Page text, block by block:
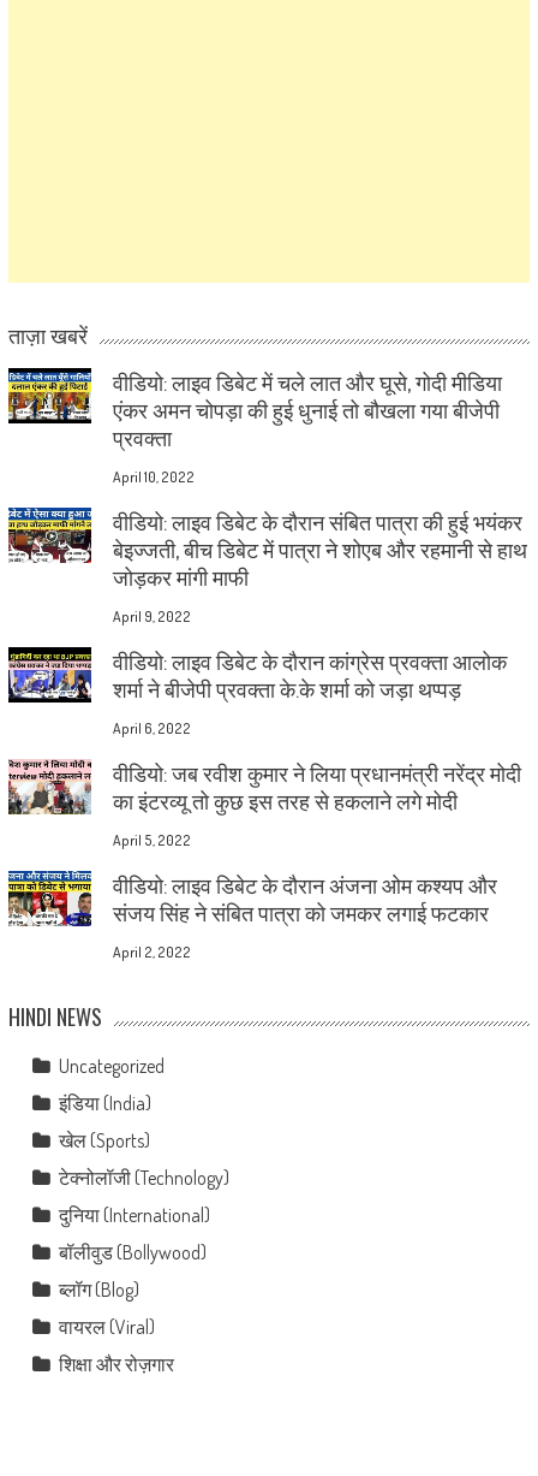
ताज़ा खबरें
वीडियो: लाइव डिबेट में चले लात और घूसे, गोदी मीडिया
एंकर अमन चोपड़ा की हुई धुनाई तो बौखला गया बीजेपी
प्रवक्ता
April 10, 2022
वीडियो: लाइव डिबेट के दौरान संबित पात्रा की हुई भयंकर
बेइज्जती, बीच डिबेट में पात्रा ने शोएब और रहमानी से हाथ
जोड़कर मांगी माफी
April 9, 2022
वीडियो: लाइव डिबेट के दौरान कांग्रेस प्रवक्ता आलोक
शर्मा ने बीजेपी प्रवक्ता के.के शर्मा को जड़ा थप्पड़
April 6, 2022
वीडियो: जब रवीश कुमार ने लिया प्रधानमंत्री नरेंद्र मोदी
का इंटरव्यू तो कुछ इस तरह से हकलाने लगे मोदी
April 5, 2022
वीडियो: लाइव डिबेट के दौरान अंजना ओम कश्यप और
संजय सिंह ने संबित पात्रा को जमकर लगाई फटकार
April 2, 2022
HINDI NEWS
Uncategorized
इंडिया (India)
खेल (Sports)
टेक्नोलॉजी (Technology)
दुनिया (International)
बॉलीवुड (Bollywood)
ब्लॉग (Blog)
वायरल (Viral)
शिक्षा और रोज़गार